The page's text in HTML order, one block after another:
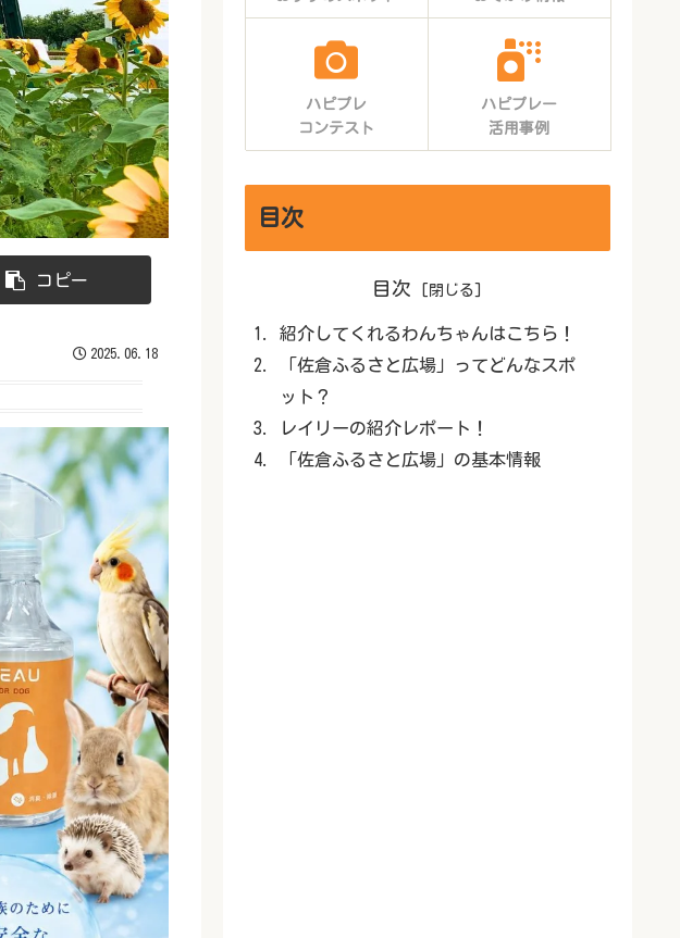
コピー
2025.06.18
ハピプレ
コンテスト
ハピプレー
活用事例
目次
目次
紹介してくれるわんちゃんはこちら！
「佐倉ふるさと広場」ってどんなスポ
ット？
レイリーの紹介レポート！
「佐倉ふるさと広場」の基本情報